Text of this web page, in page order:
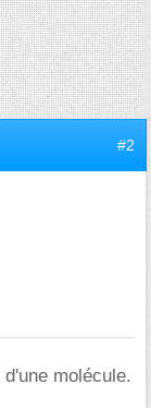
#2
molécule.